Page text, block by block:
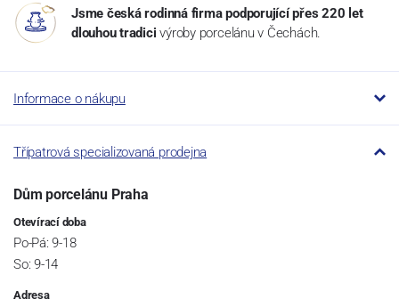
Jsme česká rodinná firma podporující přes 220 let
dlouhou tradici výroby porcelánu v Čechách.
Informace o nákupu
Třípatrová specializovaná prodejna
Dům porcelánu Praha
Otevírací doba
Po-Pá: 9-18
So: 9-14
Adresa